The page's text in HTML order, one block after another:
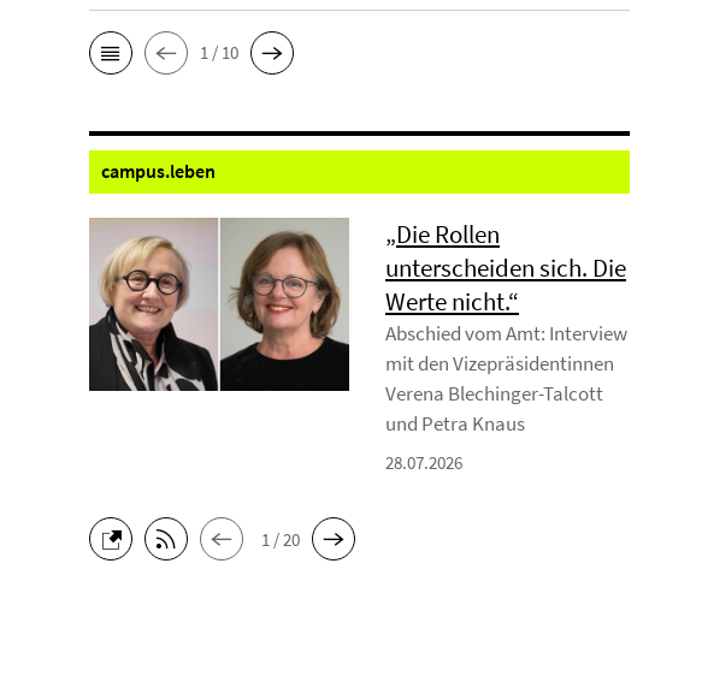
1 / 10
campus.leben
„Die Rollen
unterscheiden sich. Die
Werte nicht.“
Abschied vom Amt: Interview
mit den Vizepräsidentinnen
Verena Blechinger-Talcott
und Petra Knaus
28.07.2026
1 / 20